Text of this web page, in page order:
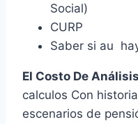
Social)
CURP
Saber si au
El Costo De
calculos Con
escenarios de